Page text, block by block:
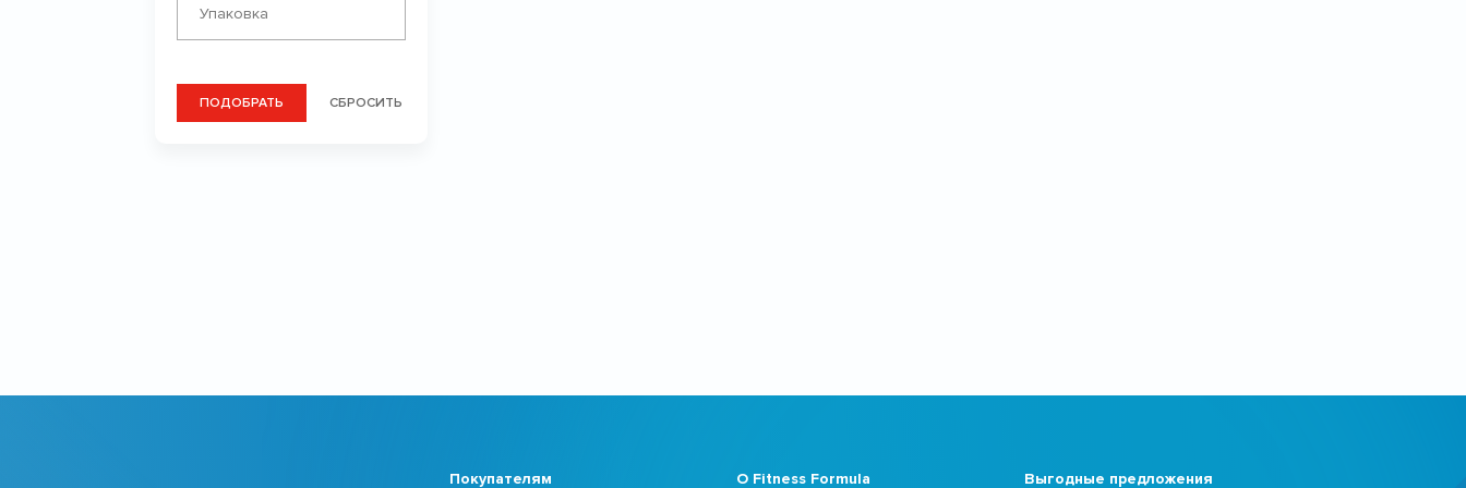
ПОДОБРАТЬ СБРОСИТЬ
Покупателям О Fitness Formula Выгодные предложения